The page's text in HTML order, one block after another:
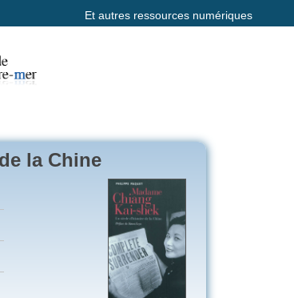
Et autres ressources numériques
la Chine